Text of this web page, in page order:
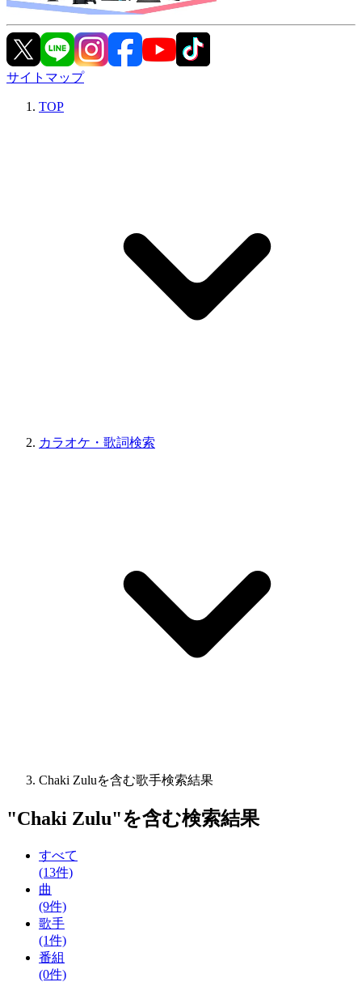
サイトマップ
TOP
カラオケ・歌詞検索
Chaki Zuluを含む歌手検索結果
"Chaki Zulu"を含む検索結果
すべて
(13件)
曲
(9件)
歌手
(1件)
番組
(0件)